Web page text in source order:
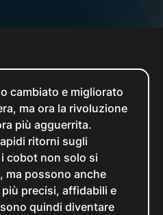
cambiato e migliorato
ma ora la rivoluzione
più agguerrita.
ritorni sugli
cobot non solo si
ma possono anche
precisi, affidabili e
quindi diventare